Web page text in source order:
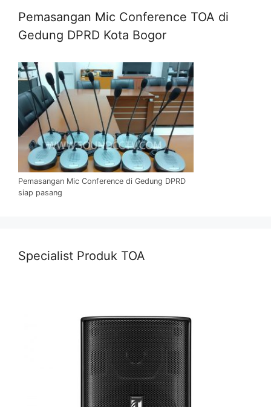
Pemasangan Mic Conference TOA di
Gedung DPRD Kota Bogor
Pemasangan Mic Conference di Gedung DPRD
siap pasang
Specialist Produk TOA